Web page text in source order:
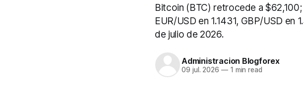
Bitcoin (BTC) retrocede a
EUR/USD en 1.1431, GBP/USD
de julio de 2026.
Administracion Blogforex
09 jul. 2026 —1 min read